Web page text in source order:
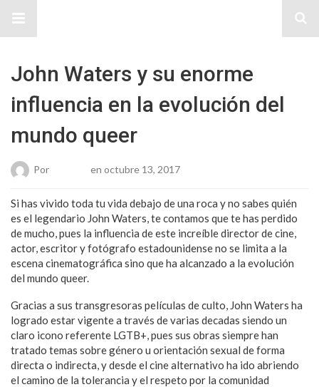
John Waters y su enorme
influencia en la evolución del
mundo queer
Por en octubre 13, 2017
Si has vivido toda tu vida debajo de una roca y no sabes quién
es el legendario John Waters, te contamos que te has perdido
de mucho, pues la influencia de este increíble director de cine,
actor, escritor y fotógrafo estadounidense no se limita a la
escena cinematográfica sino que ha alcanzado a la evolución
del mundo queer.
Gracias a sus transgresoras películas de culto, John Waters ha
logrado estar vigente a través de varias decadas siendo un
claro icono referente LGTB+, pues sus obras siempre han
tratado temas sobre género u orientación sexual de forma
directa o indirecta, y desde el cine alternativo ha ido abriendo
el camino de la tolerancia y el respeto por la comunidad